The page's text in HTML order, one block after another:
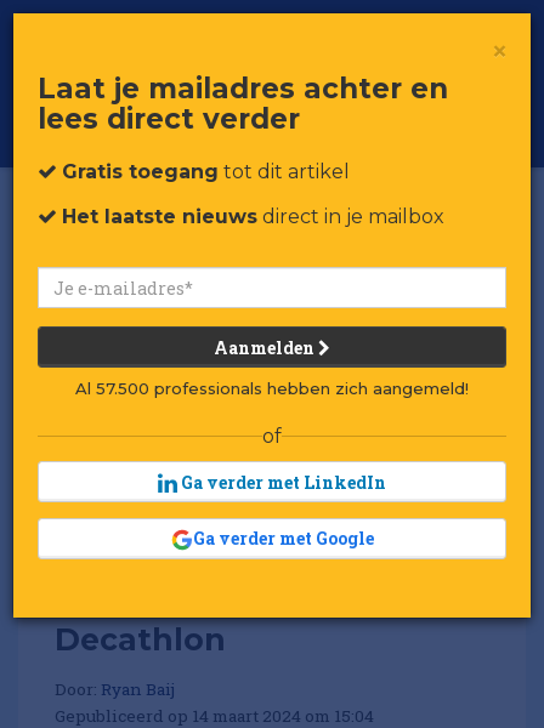
Voor professionals in retail & brands
Toggle
Decathlon
Door: Ryan Baij
Gepubliceerd op 14 maart 2024 om 15:04
×
Laat je mailadres achter en
lees direct verder
Gratis toegang tot dit artikel
Het laatste nieuws direct in je mailbox
Aanmelden
Al 57.500 professionals hebben zich aangemeld!
of
Ga verder met LinkedIn
Ga verder met Google